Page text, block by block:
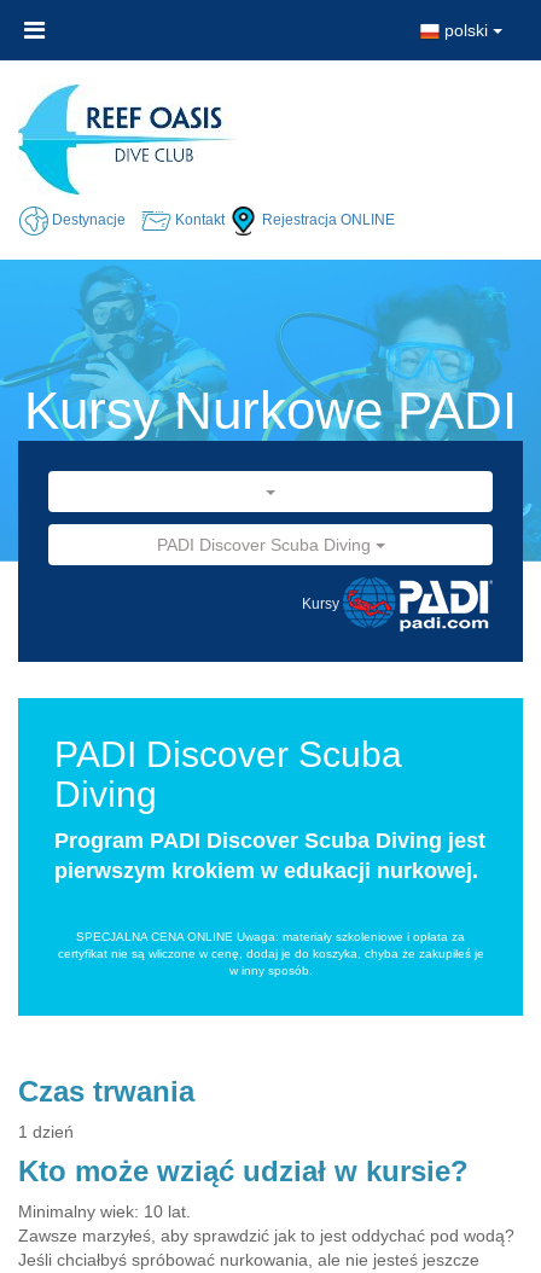
polski
Destynacje Kontakt Rejestracja ONLINE
Kursy Nurkowe PADI
PADI Discover Scuba Diving
Kursy
PADI Discover Scuba
Diving
Program PADI Discover Scuba Diving jest
pierwszym krokiem w edukacji nurkowej.
SPECJALNA CENA ONLINE Uwaga: materiały szkoleniowe i opłata za
certyfikat nie są wliczone w cenę, dodaj je do koszyka, chyba że zakupiłeś je
w inny sposób.
Czas trwania
1 dzień
Kto może wziąć udział w kursie?
Minimalny wiek: 10 lat.
Zawsze marzyłeś, aby sprawdzić jak to jest oddychać pod wodą?
Jeśli chciałbyś spróbować nurkowania, ale nie jesteś jeszcze